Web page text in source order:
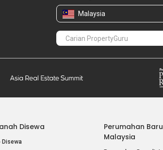
Malaysia
Disewa
Disewa
Perumahan Baru
Malaysia